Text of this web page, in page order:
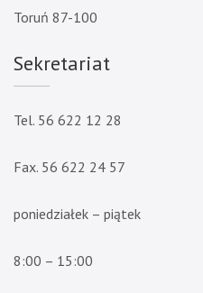
Toruń 87-100
Sekretariat
Tel. 56 622 12 28
Fax. 56 622 24 57
poniedziałek – piątek
8:00 – 15:00